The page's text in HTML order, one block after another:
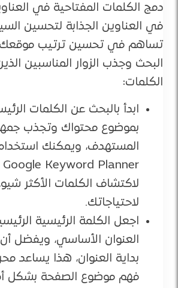
دمج الكلمات المفتاحية في
في العناوين الجذابة لتحسين
تساهم في تحسين ترتيب
البحث وجذب الزوار المناسبين
الكلمات:
ابدأ بالبحث عن الكلمات
بموضوع محتواك وتجذب
المستهدف، ويمكنك
لاكتشاف الكلمات الأكثر
لاحتياجاتك.
اجعل الكلمة الرئيسية
العنوان الأساسي، ويفضل
بداية العنوان، هذا يساعد
فهم موضوع الصفحة بشكل